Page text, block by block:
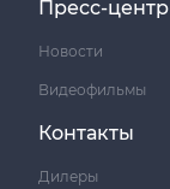
Пресс-центр
Новости
Видеофильмы
Контакты
Дилеры